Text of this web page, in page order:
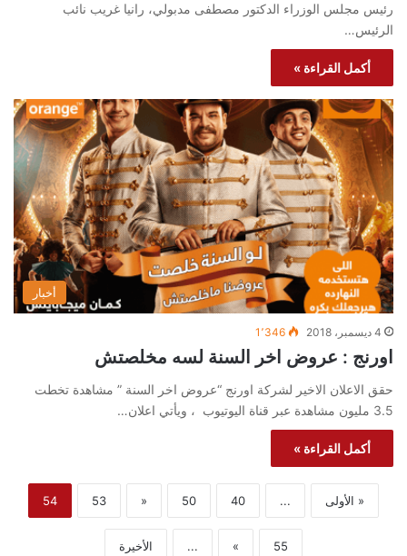
رئيس مجلس الوزراء الدكتور مصطفى مدبولي، رانيا غريب نائب
الرئيس…
أكمل القراءة »
أخبار
4 ديسمبر، 2018 1٬346
اورنج : عروض اخر السنة لسه مخلصتش
حقق الاعلان الاخير لشركة اورنج “عروض اخر السنة ” مشاهدة تخطت
3.5 مليون مشاهدة عبر قناة اليوتيوب ، ويأتي اعلان…
أكمل القراءة »
« الأولى ...
40
50
«
53
54
55
»
... الأخيرة